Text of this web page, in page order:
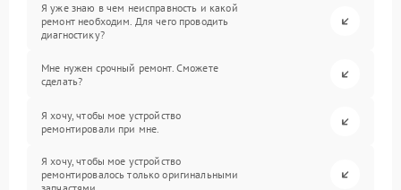
Я уже знаю в чем неисправность и какой
ремонт необходим. Для чего проводить
диагностику?
Мне нужен срочный ремонт. Сможете
сделать?
Я хочу, чтобы мое устройство
ремонтировали при мне.
Я хочу, чтобы мое устройство
ремонтировалось только оригинальными